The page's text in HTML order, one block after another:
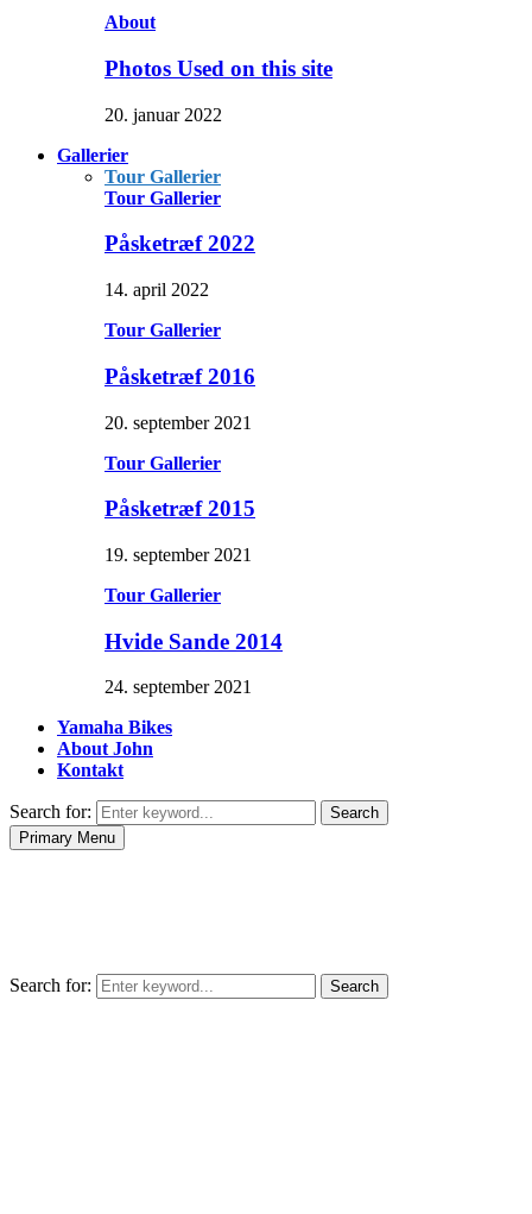
About
Photos Used on this site
20. januar 2022
Gallerier
Tour Gallerier
Tour Gallerier
Påsketræf 2022
14. april 2022
Tour Gallerier
Påsketræf 2016
20. september 2021
Tour Gallerier
Påsketræf 2015
19. september 2021
Tour Gallerier
Hvide Sande 2014
24. september 2021
Yamaha Bikes
About John
Kontakt
Search for:
Search
Primary Menu
Search for: Search